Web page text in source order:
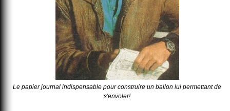
Le papier journal indispensable pour construire un ballon lui permettant de
s'envoler!